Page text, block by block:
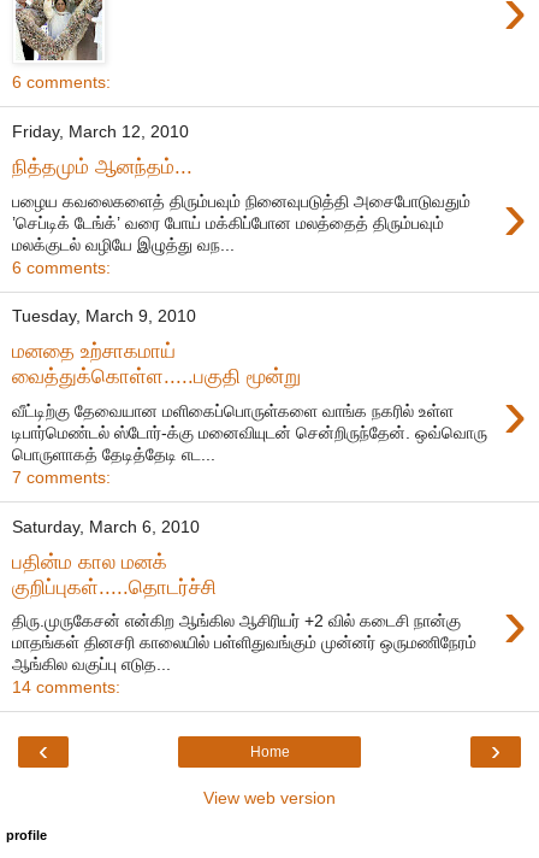
6 comments:
Friday, March 12, 2010
நித்தமும் ஆனந்தம்...
›
பழைய கவலைகளைத் திரும்பவும் நினைவுபடுத்தி அசைபோடுவதும்
’செப்டிக் டேங்க்’ வரை போய் மக்கிப்போன மலத்தைத் திரும்பவும்
மலக்குடல் வழியே இழுத்து வந...
6 comments:
Tuesday, March 9, 2010
மனதை உற்சாகமாய்
வைத்துக்கொள்ள.....பகுதி மூன்று
›
வீட்டிற்கு தேவையான மளிகைப்பொருள்களை வாங்க நகரில் உள்ள
டிபார்மெண்டல் ஸ்டோர்-க்கு மனைவியுடன் சென்றிருந்தேன். ஒவ்வொரு
பொருளாகத் தேடித்தேடி எட...
7 comments:
Saturday, March 6, 2010
பதின்ம கால மனக்
குறிப்புகள்.....தொடர்ச்சி
›
திரு.முருகேசன் என்கிற ஆங்கில ஆசிரியர் +2 வில் கடைசி நான்கு
மாதங்கள் தினசரி காலையில் பள்ளிதுவங்கும் முன்னர் ஒருமணிநேரம்
ஆங்கில வகுப்பு எடுத...
14 comments:
‹ ›
Home
View web version
profile